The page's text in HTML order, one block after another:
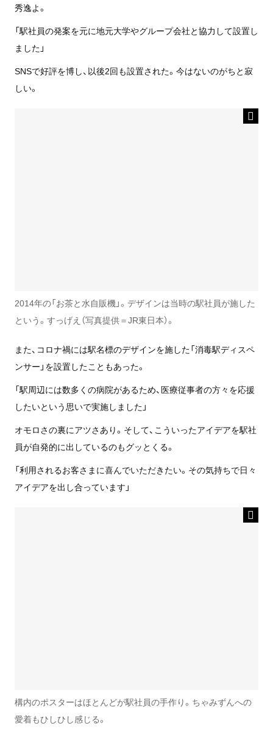
秀逸よ。
「駅社員の発案を元に地元大学やグループ会社と協力して設置し
ました」
SNSで好評を博し、以後2回も設置された。今はないのがちと寂
しい。
2014年の「お茶と水自販機」。デザインは当時の駅社員が施した
という。すっげえ（写真提供＝JR東日本）。
また、コロナ禍には駅名標のデザインを施した「消毒駅ディスペ
ンサー」を設置したこともあった。
「駅周辺には数多くの病院があるため、医療従事者の方々を応援
したいという思いで実施しました」
オモロさの裏にアツさあり。そして、こういったアイデアを駅社
員が自発的に出しているのもグッとくる。
「利用されるお客さまに喜んでいただきたい。その気持ちで日々
アイデアを出し合っています」
構内のポスターはほとんどが駅社員の手作り。ちゃみずんへの
愛着もひしひし感じる。